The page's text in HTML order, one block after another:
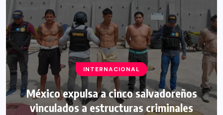
INTERNACIONAL
México expulsa a cinco salvadoreños
vinculados a estructuras criminales